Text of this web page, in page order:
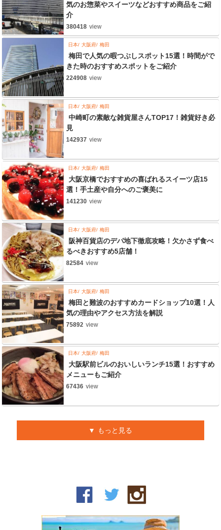
気のお惣菜やスイーツなどおすすめ商品をご紹
介
380418 view
日本 大阪府 梅田
梅田で人気の暇つぶしスポット15選！時間がで
きた時のおすすめスポットをご紹介
224908 view
日本 大阪府 梅田
中崎町の素敵な雑貨屋さんTOP17！雑貨好き必
見
142937 view
日本 大阪府 梅田
大阪京橋でおすすめの喜ばれるスイーツ店15
選！手土産や自分へのご褒美に
141230 view
日本 大阪府 梅田
阪神百貨店のデパ地下徹底攻略！欠かさず食べ
るべきおすすめ5店舗！
82584 view
日本 大阪府 梅田
梅田と難波のおすすめカードショップ10選！人
気の理由やアクセス方法を解説
75892 view
日本 大阪府 梅田
大阪駅前ビルのおいしいランチ15選！おすすめ
メニューもご紹介
67436 view
もっと見る